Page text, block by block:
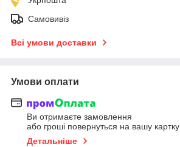
Самовивіз
Всі умови доставки
Умови оплати
Ви отримаєте замовлення
або гроші повернуться на вашу картку
Детальніше